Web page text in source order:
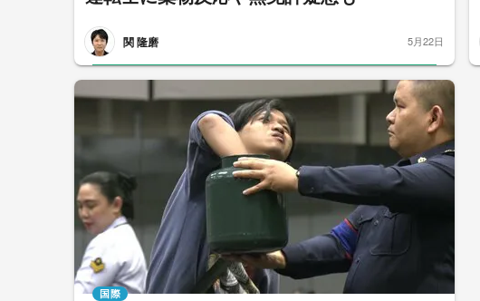
関 隆磨 5月22日
国際